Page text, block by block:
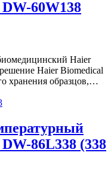
60W138
Haier
Haier Biomedical
хранения образцов,…
86L338 (338